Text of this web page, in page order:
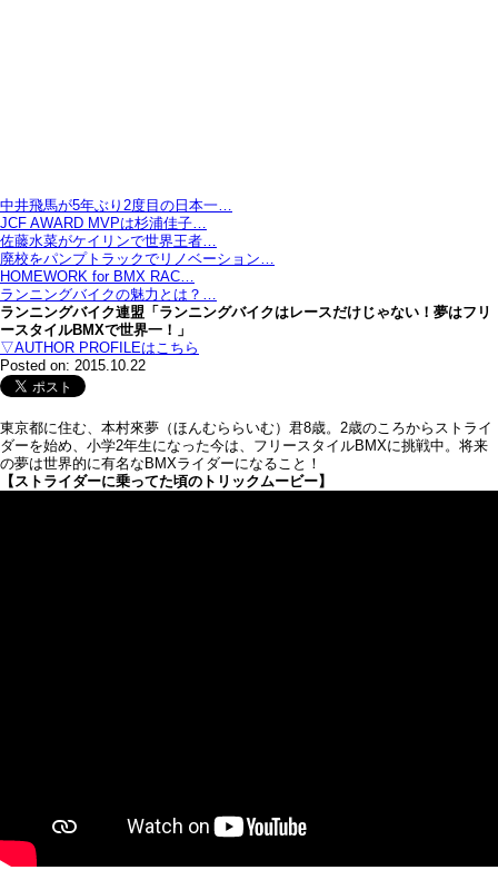
中井飛馬が5年ぶり2度目の日本一…
JCF AWARD MVPは杉浦佳子…
佐藤水菜がケイリンで世界王者…
廃校をパンプトラックでリノベーション…
HOMEWORK for BMX RAC…
ランニングバイクの魅力とは？…
ランニングバイク連盟「ランニングバイクはレースだけじゃない！夢はフリ
ースタイルBMXで世界一！」
▽AUTHOR PROFILEはこちら
Posted on: 2015.10.22
東京都に住む、本村來夢（ほんむららいむ）君8歳。2歳のころからストライ
ダーを始め、小学2年生になった今は、フリースタイルBMXに挑戦中。将来
の夢は世界的に有名なBMXライダーになること！
【ストライダーに乗ってた頃のトリックムービー】